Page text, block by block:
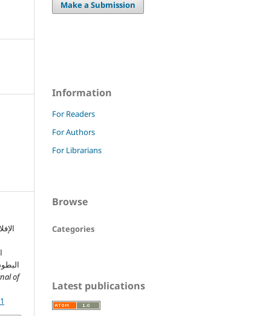
of
Make a Submission
Information
For Readers
For Authors
For Librarians
Browse
Categories
Latest publications